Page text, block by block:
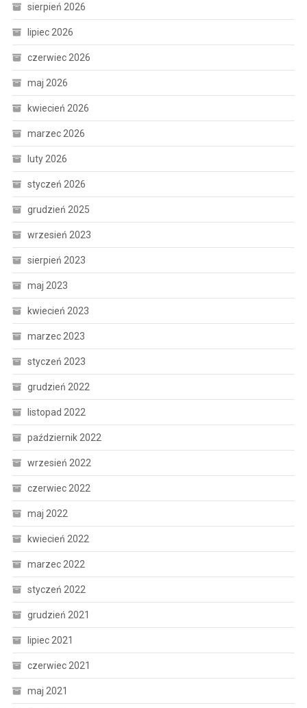
sierpień 2026
lipiec 2026
czerwiec 2026
maj 2026
kwiecień 2026
marzec 2026
luty 2026
styczeń 2026
grudzień 2025
wrzesień 2023
sierpień 2023
maj 2023
kwiecień 2023
marzec 2023
styczeń 2023
grudzień 2022
listopad 2022
październik 2022
wrzesień 2022
czerwiec 2022
maj 2022
kwiecień 2022
marzec 2022
styczeń 2022
grudzień 2021
lipiec 2021
czerwiec 2021
maj 2021